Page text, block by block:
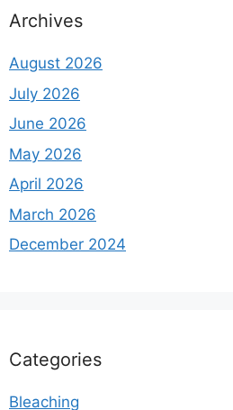
Archives
August 2026
July 2026
June 2026
May 2026
April 2026
March 2026
December 2024
Categories
Bleaching